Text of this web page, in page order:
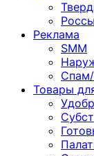
Реклама
SMM
Товары